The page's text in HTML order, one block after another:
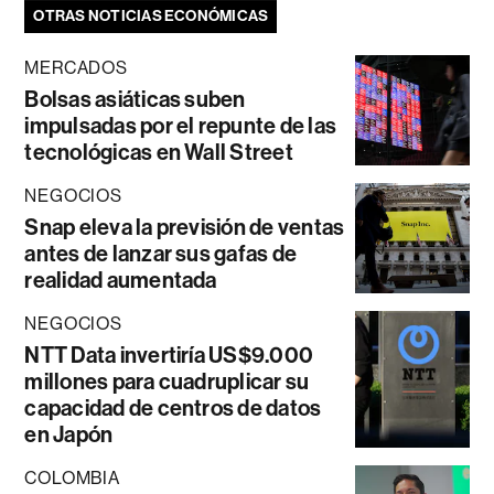
OTRAS NOTICIAS ECONÓMICAS
MERCADOS
Bolsas asiáticas suben
impulsadas por el repunte de las
tecnológicas en Wall Street
NEGOCIOS
Snap eleva la previsión de ventas
antes de lanzar sus gafas de
realidad aumentada
NEGOCIOS
NTT Data invertiría US$9.000
millones para cuadruplicar su
capacidad de centros de datos
en Japón
COLOMBIA